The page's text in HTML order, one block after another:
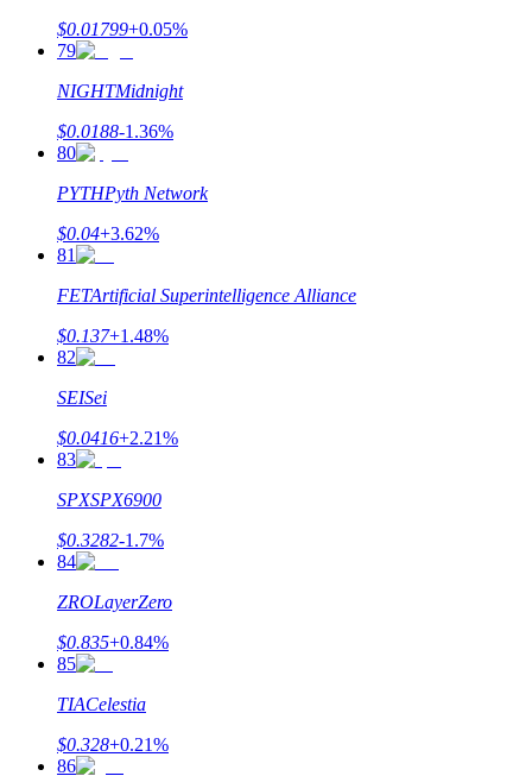
$0.01799+0.05%
79
NIGHTMidnight
$0.0188-1.36%
80
PYTHPyth Network
$0.04+3.62%
81
FETArtificial Superintelligence Alliance
$0.137+1.48%
82
SEISei
$0.0416+2.21%
83
SPXSPX6900
$0.3282-1.7%
84
ZROLayerZero
$0.835+0.84%
85
TIACelestia
$0.328+0.21%
86